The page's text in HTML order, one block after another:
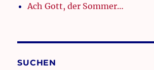
Ach Gott, der Sommer…
SUCHEN